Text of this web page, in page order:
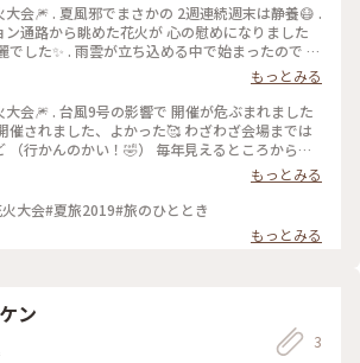
大会🎆 . 夏風邪でまさかの 2週連続週末は静養😷 .
ン通路から眺めた花火が 心の慰めになりました
でした✨ . 雨雲が立ち込める中で始まったので 途
るかもと心配しましたが 無事最後のフィナーレ
りました👏 . いたばし花火大会って 何か持ってい
天気に恵まれる☀️😆 . . #いたばし花火大会 #いた
#花火大会
もっとみる
大会🎆 . 台風9号の影響で 開催が危ぶまれました
催されました、よかった🥰 わざわざ会場までは
（行かんのかい！🤣） 毎年見えるところから垣
花火を撮影するのは難しいですね… 渾身の5枚で
ばし花火大会 #いたばし花火大会2025 #花火大会
もっとみる
大会#夏旅2019#旅のひととき
もっとみる
ン
3